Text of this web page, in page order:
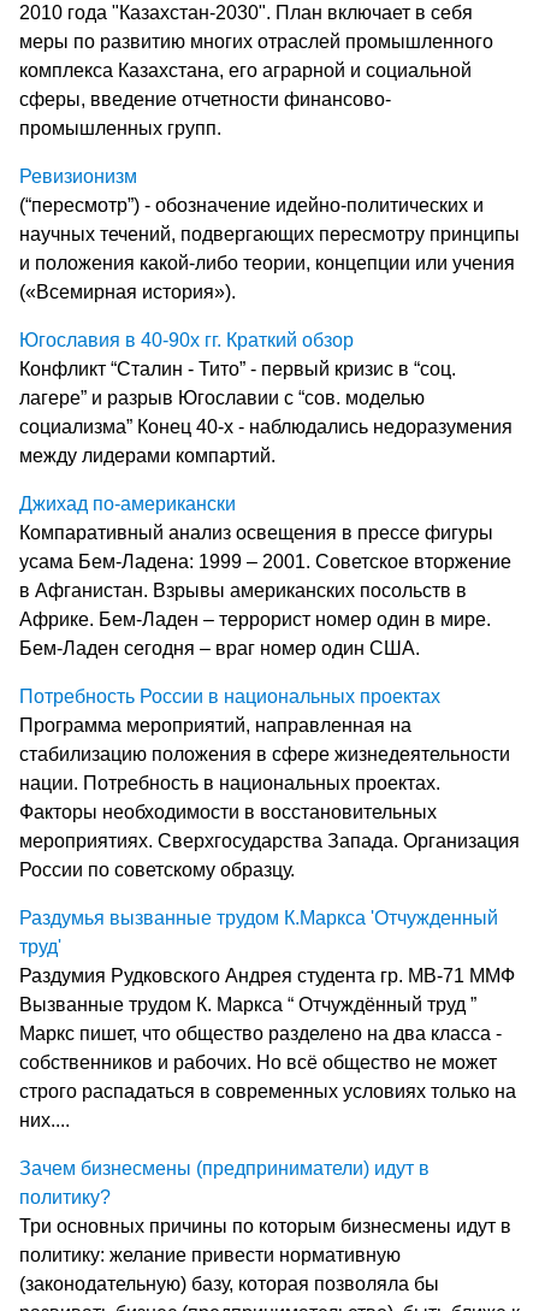
2010 года "Казахстан-2030". План включает в себя
меры по развитию многих отраслей промышленного
комплекса Казахстана, его аграрной и социальной
сферы, введение отчетности финансово-
промышленных групп.
Ревизионизм
(“пересмотр”) - обозначение идейно-политических и
научных течений, подвергающих пересмотру принципы
и положения какой-либо теории, концепции или учения
(«Всемирная история»).
Югославия в 40-90х гг. Краткий обзор
Конфликт “Сталин - Тито” - первый кризис в “соц.
лагере” и разрыв Югославии с “сов. моделью
социализма” Конец 40-х - наблюдались недоразумения
между лидерами компартий.
Джихад по-американски
Компаративный анализ освещения в прессе фигуры
усама Бем-Ладена: 1999 – 2001. Советское вторжение
в Афганистан. Взрывы американских посольств в
Африке. Бем-Ладен – террорист номер один в мире.
Бем-Ладен сегодня – враг номер один США.
Потребность России в национальных проектах
Программа мероприятий, направленная на
стабилизацию положения в сфере жизнедеятельности
нации. Потребность в национальных проектах.
Факторы необходимости в восстановительных
мероприятиях. Сверхгосударства Запада. Организация
России по советскому образцу.
Раздумья вызванные трудом К.Маркса 'Отчужденный
труд'
Раздумия Рудковского Андрея студента гр. МВ-71 ММФ
Вызванные трудом К. Маркса “ Отчуждённый труд ”
Маркс пишет, что общество разделено на два класса -
собственников и рабочих. Но всё общество не может
строго распадаться в современных условиях только на
них....
Зачем бизнесмены (предприниматели) идут в
политику?
Три основных причины по которым бизнесмены идут в
политику: желание привести нормативную
(законодательную) базу, которая позволяла бы